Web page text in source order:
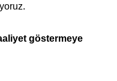
göstermeye